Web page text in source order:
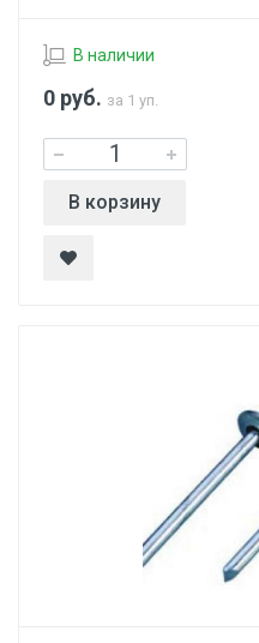
В наличии
0 руб. за 1 уп.
В корзину